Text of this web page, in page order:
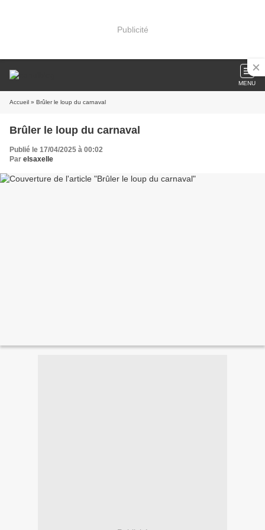
Publicité
MENU
Accueil » Brûler le loup du carnaval
Brûler le loup du carnaval
Publié le 17/04/2025 à 00:02
Par elsaxelle